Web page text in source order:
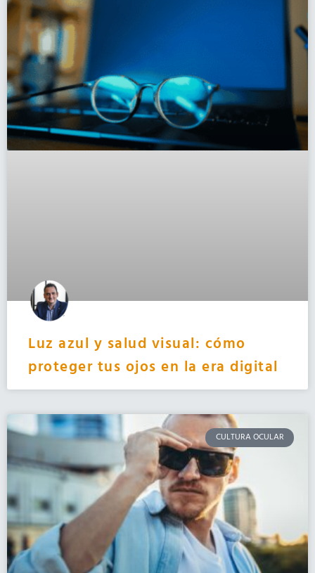
Luz azul y salud visual: cómo
proteger tus ojos en la era digital
CULTURA OCULAR